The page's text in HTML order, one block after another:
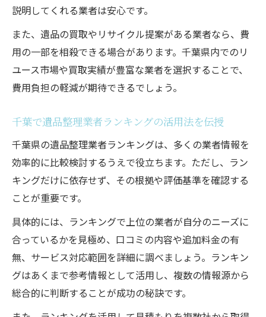
説明してくれる業者は安心です。
また、遺品の買取やリサイクル提案がある業者なら、費
用の一部を相殺できる場合があります。千葉県内でのリ
ユース市場や買取実績が豊富な業者を選択することで、
費用負担の軽減が期待できるでしょう。
千葉で遺品整理業者ランキングの活用法を伝授
千葉県の遺品整理業者ランキングは、多くの業者情報を
効率的に比較検討するうえで役立ちます。ただし、ラン
キングだけに依存せず、その根拠や評価基準を確認する
ことが重要です。
具体的には、ランキングで上位の業者が自分のニーズに
合っているかを見極め、口コミの内容や追加料金の有
無、サービス対応範囲を詳細に調べましょう。ランキン
グはあくまで参考情報として活用し、複数の情報源から
総合的に判断することが成功の秘訣です。